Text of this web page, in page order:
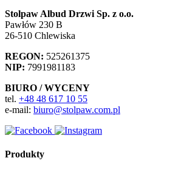
Stolpaw Albud Drzwi Sp. z o.o.
Pawłów 230 B
26-510 Chlewiska
REGON: 525261375
NIP: 7991981183
BIURO / WYCENY
tel. +48 48 617 10 55
e-mail: biuro@stolpaw.com.pl
Produkty